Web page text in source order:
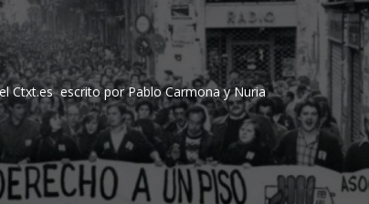
Ctxt.es escrito por Pablo Carmona y Nuria